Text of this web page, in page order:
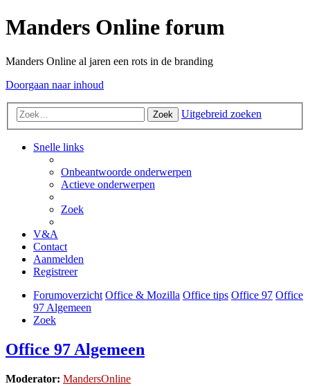
Manders Online forum
Manders Online al jaren een rots in de branding
Doorgaan naar inhoud
Zoek Uitgebreid zoeken
Snelle links
Onbeantwoorde onderwerpen
Actieve onderwerpen
Zoek
V&A
Contact
Aanmelden
Registreer
Forumoverzicht Office & Mozilla Office tips Office 97 Office
97 Algemeen
Zoek
Office 97 Algemeen
Moderator: MandersOnline